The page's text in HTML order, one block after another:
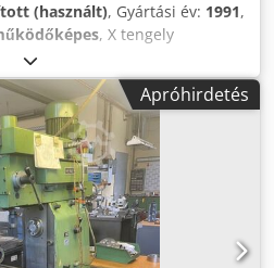
(használt), Gyártási év: 1991,
, X tengely
mm, Y tengely mozgástávolsága:
távolság:450 mm, előtolás
, Y tengely előtolási sebessége:
Z tengely: 3 600 m/min
(max.):4 000
(min.):40 ford/min
, gyors előtolás Y-tengely:
4 m/min, asztal hossza:
900 mm, fordulatszám (max.):
(perc):40 ford/min
Apróhirdetés